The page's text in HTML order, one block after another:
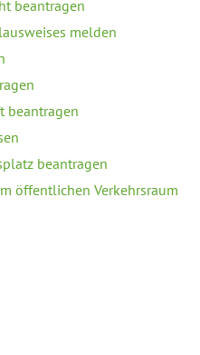
beantragen
melden
beantragen
beantragen
öffentlichen Verkehrsraum